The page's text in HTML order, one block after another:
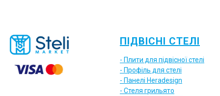
ПІДВІСНІ СТЕЛІ
- Плити для підвісної стелі
- Профіль для стелі
- Панелі Heradesign
- Стеля грильято